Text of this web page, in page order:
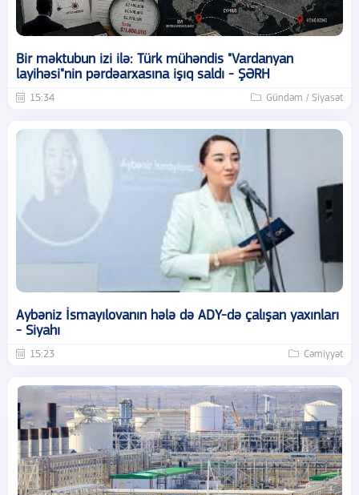
Bir məktubun izi ilə: Türk mühəndis "Vardanyan
layihəsi"nin pərdəarxasına işıq saldı - ŞƏRH
15:34 Gündəm / Siyasət
Aybəniz İsmayılovanın hələ də ADY-də çalışan yaxınları
- Siyahı
15:23 Cəmiyyət